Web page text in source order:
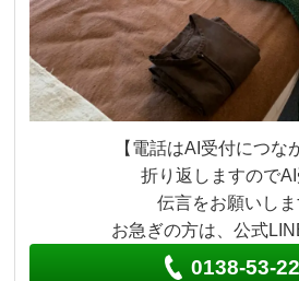
【電話はAI受付につな
折り返しますので
伝言をお願いしま
お急ぎの方は、公式
0138-53-